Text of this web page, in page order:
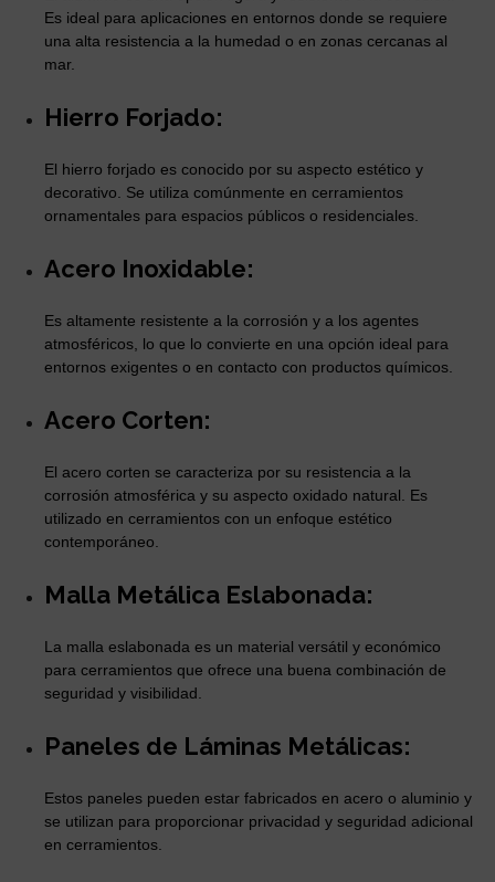
Es ideal para aplicaciones en entornos donde se requiere
una alta resistencia a la humedad o en zonas cercanas al
mar.
Hierro Forjado:
El hierro forjado es conocido por su aspecto estético y
decorativo. Se utiliza comúnmente en cerramientos
ornamentales para espacios públicos o residenciales.
Acero Inoxidable:
Es altamente resistente a la corrosión y a los agentes
atmosféricos, lo que lo convierte en una opción ideal para
entornos exigentes o en contacto con productos químicos.
Acero Corten:
El acero corten se caracteriza por su resistencia a la
corrosión atmosférica y su aspecto oxidado natural. Es
utilizado en cerramientos con un enfoque estético
contemporáneo.
Malla Metálica Eslabonada:
La malla eslabonada es un material versátil y económico
para cerramientos que ofrece una buena combinación de
seguridad y visibilidad.
Paneles de Láminas Metálicas:
Estos paneles pueden estar fabricados en acero o aluminio y
se utilizan para proporcionar privacidad y seguridad adicional
en cerramientos.